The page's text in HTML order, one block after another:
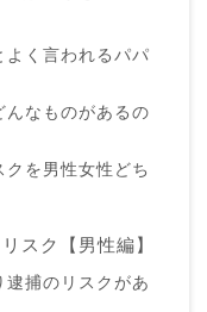
よく言われるパパ
んなものがあるの
を男性女性どち
スク【男性編】
捕のリスクがあ